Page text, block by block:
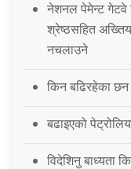
नेशनल पेमेन्ट गेटवे
श्रेष्ठसहित
नचलाउने
किन बढिरहेका छन
बढाइएको
विदेशिनु बाध्यता